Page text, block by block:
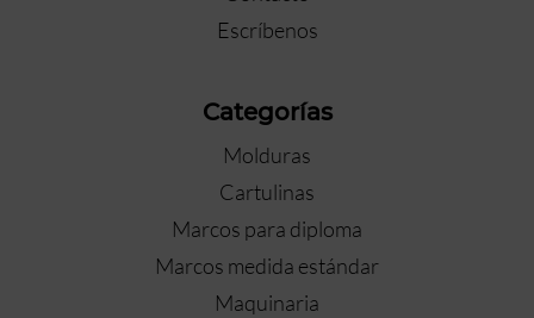
Escríbenos
Categorías
Molduras
Cartulinas
Marcos para diploma
Marcos medida estándar
Maquinaria